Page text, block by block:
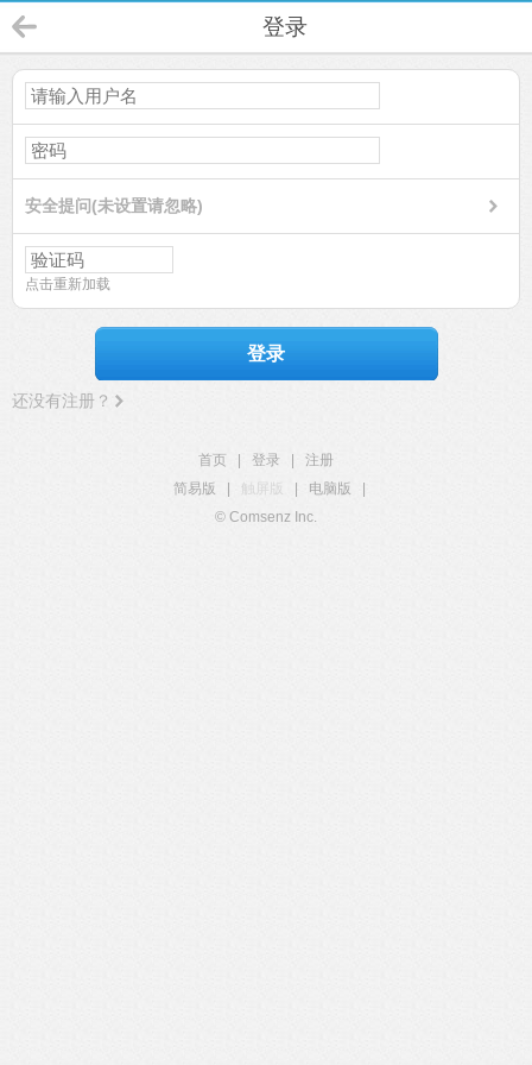
登录
安全提问(未设置请忽略)
点击重新加载
登录
还没有注册？
首页 登录
注册
简易版
触屏版 电脑版
© Comsenz Inc.